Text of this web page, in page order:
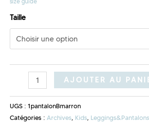
Taille
AJOUTER AU
UGS : 1pantalonBmarron
Catégories : Archives, Kids, Leggings&Pantalons